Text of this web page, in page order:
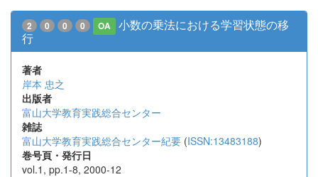
2 0 0 0 OA
小数の乗法における学習状態の移
行
著者
岸本 忠之
出版者
富山大学教育実践総合センター
雑誌
富山大学教育実践総合センター紀要 (ISSN:13483188)
巻号頁・発行日
vol.1, pp.1-8, 2000-12